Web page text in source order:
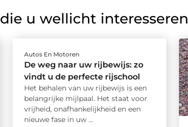
die u wellicht interesseren
Autos En Motoren
De weg naar uw rijbewijs: zo
vindt u de perfecte rijschool
Het behalen van uw rijbewijs is een
belangrijke mijlpaal. Het staat voor
vrijheid, onafhankelijkheid en een
nieuwe fase in uw ...